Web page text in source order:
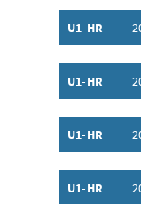
U1-HR
Inhalt
U1-HR
Inhalt
U1-HR
Inhalt
U1-HR